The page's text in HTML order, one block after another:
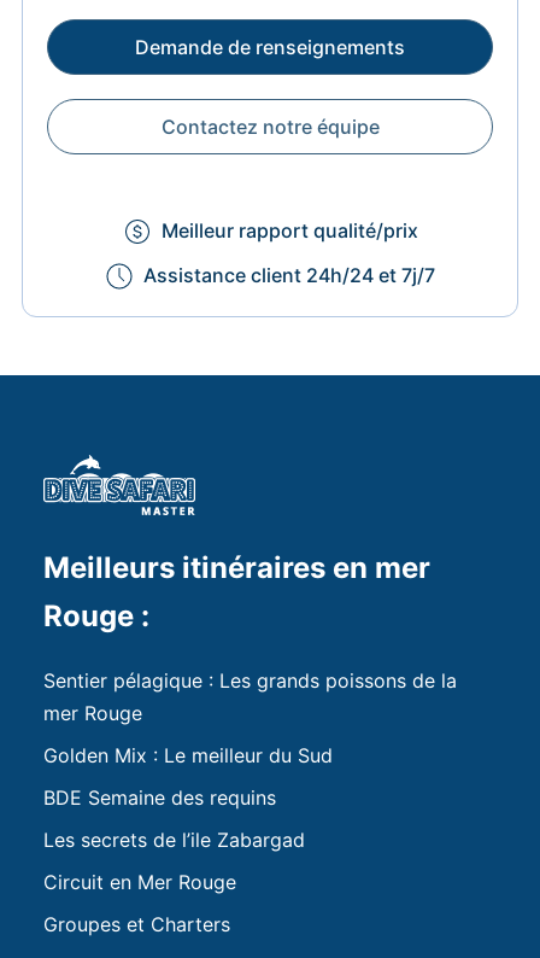
Demande de renseignements
Contactez notre équipe
Meilleur rapport qualité/prix
Assistance client 24h/24 et 7j/7
Meilleurs itinéraires en mer
Rouge :
Sentier pélagique : Les grands poissons de la
mer Rouge
Golden Mix : Le meilleur du Sud
BDE Semaine des requins
Les secrets de l’ile Zabargad
Circuit en Mer Rouge
Groupes et Charters